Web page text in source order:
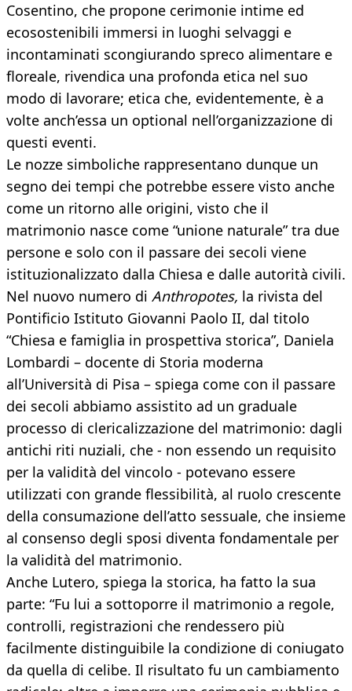
Cosentino, che propone cerimonie intime ed
ecosostenibili immersi in luoghi selvaggi e
incontaminati scongiurando spreco alimentare e
floreale, rivendica una profonda etica nel suo
modo di lavorare; etica che, evidentemente, è a
volte anch’essa un optional nell’organizzazione di
questi eventi.
Le nozze simboliche rappresentano dunque un
segno dei tempi che potrebbe essere visto anche
come un ritorno alle origini, visto che il
matrimonio nasce come “unione naturale” tra due
persone e solo con il passare dei secoli viene
istituzionalizzato dalla Chiesa e dalle autorità civili.
Nel nuovo numero di Anthropotes, la rivista del
Pontificio Istituto Giovanni Paolo II, dal titolo
“Chiesa e famiglia in prospettiva storica”, Daniela
Lombardi – docente di Storia moderna
all’Università di Pisa – spiega come con il passare
dei secoli abbiamo assistito ad un graduale
processo di clericalizzazione del matrimonio: dagli
antichi riti nuziali, che - non essendo un requisito
per la validità del vincolo - potevano essere
utilizzati con grande flessibilità, al ruolo crescente
della consumazione dell’atto sessuale, che insieme
al consenso degli sposi diventa fondamentale per
la validità del matrimonio.
Anche Lutero, spiega la storica, ha fatto la sua
parte: “Fu lui a sottoporre il matrimonio a regole,
controlli, registrazioni che rendessero più
facilmente distinguibile la condizione di coniugato
da quella di celibe. Il risultato fu un cambiamento